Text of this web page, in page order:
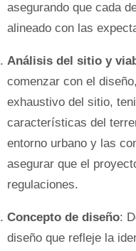
asegurando que cada
alineado con las
Análisis del sitio y
comenzar con el
exhaustivo del sitio,
características del
entorno urbano y las
asegurar que el
regulaciones.
Concepto de diseño:
diseño que refleje la